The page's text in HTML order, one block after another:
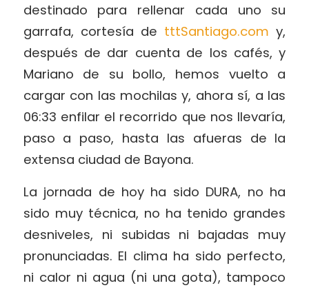
destinado para rellenar cada uno su
garrafa, cortesía de tttSantiago.com y,
después de dar cuenta de los cafés, y
Mariano de su bollo, hemos vuelto a
cargar con las mochilas y, ahora sí, a las
06:33 enfilar el recorrido que nos llevaría,
paso a paso, hasta las afueras de la
extensa ciudad de Bayona.
La jornada de hoy ha sido DURA, no ha
sido muy técnica, no ha tenido grandes
desniveles, ni subidas ni bajadas muy
pronunciadas. El clima ha sido perfecto,
ni calor ni agua (ni una gota), tampoco